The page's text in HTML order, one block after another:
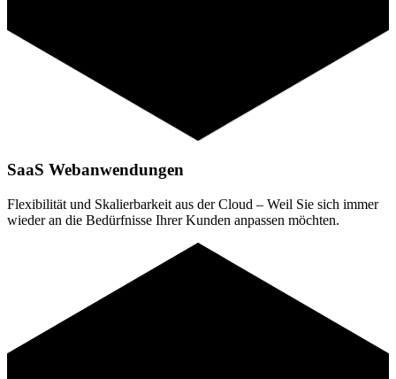
SaaS Webanwendungen
Flexibilität und Skalierbarkeit aus der Cloud – Weil Sie sich immer
wieder an die Bedürfnisse Ihrer Kunden anpassen möchten.